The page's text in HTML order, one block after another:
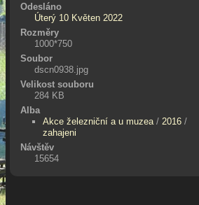
Odesláno
Úterý 10 Květen 2022
Rozměry
1000*750
Soubor
dscn0938.jpg
Velikost souboru
284 KB
Alba
Akce železniční a u muzea / 2016 /
zahajeni
Návštěv
15654